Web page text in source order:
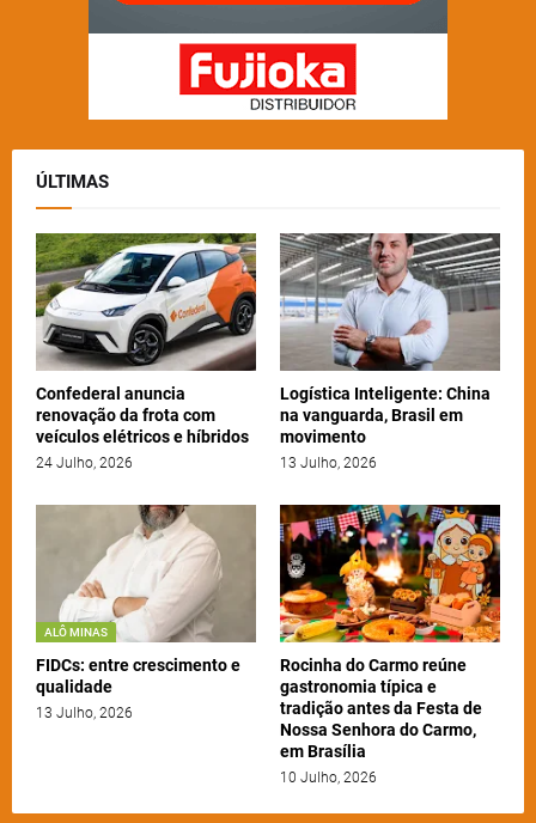
ÚLTIMAS
Confederal anuncia
renovação da frota com
veículos elétricos e híbridos
24 Julho, 2026
Logística Inteligente: China
na vanguarda, Brasil em
movimento
13 Julho, 2026
ALÔ MINAS
FIDCs: entre crescimento e
qualidade
13 Julho, 2026
Rocinha do Carmo reúne
gastronomia típica e
tradição antes da Festa de
Nossa Senhora do Carmo,
em Brasília
10 Julho, 2026